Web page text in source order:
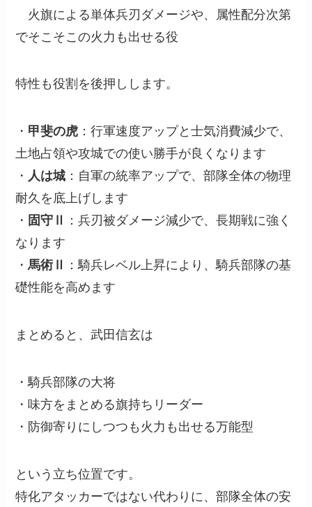
火旗による単体兵刃ダメージや、属性配分次第
でそこそこの火力も出せる役
特性も役割を後押しします。
・ 甲斐の虎 ：行軍速度アップと士気消費減少で、
土地占領や攻城での使い勝手が良くなります
・ 人は城 ：自軍の統率アップで、部隊全体の物理
耐久を底上げします
・ 固守Ⅱ
：兵刃被ダメージ減少で、長期戦に強く
なります
・馬術Ⅱ
：騎兵レベル上昇により、騎兵部隊の基
礎性能を高めます
まとめると、武田信玄は
・騎兵部隊の大将
・味方をまとめる旗持ちリーダー
・防御寄りにしつつも火力も出せる万能型
という立ち位置です。
特化アタッカーではない代わりに、部隊全体の安